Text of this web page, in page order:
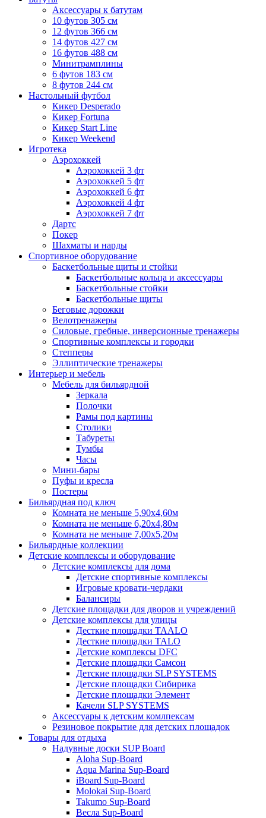
Аксессуары к батутам
10 футов 305 см
12 футов 366 см
14 футов 427 см
16 футов 488 см
Минитрамплины
6 футов 183 см
8 футов 244 см
Настольный футбол
Кикер Desperado
Кикер Fortuna
Кикер Start Line
Кикер Weekend
Игротека
Аэрохоккей
Аэрохоккей 3 фт
Аэрохоккей 5 фт
Аэрохоккей 6 фт
Аэрохоккей 4 фт
Аэрохоккей 7 фт
Дартс
Покер
Шахматы и нарды
Спортивное оборудование
Баскетбольные щиты и стойки
Баскетбольные кольца и аксессуары
Баскетбольные стойки
Баскетбольные щиты
Беговые дорожки
Велотренажеры
Силовые, гребные, инверсионные тренажеры
Спортивные комплексы и городки
Степперы
Эллиптические тренажеры
Интерьер и мебель
Мебель для бильярдной
Зеркала
Полочки
Рамы под картины
Столики
Табуреты
Тумбы
Часы
Мини-бары
Пуфы и кресла
Постеры
Бильярдная под ключ
Комната не меньше 5,90х4,60м
Комната не меньше 6,20х4,80м
Комната не меньше 7,00х5,20м
Бильярдные коллекции
Детские комплексы и оборудование
Детские комплексы для дома
Детские спортивные комплексы
Игровые кровати-чердаки
Балансиры
Детские площадки для дворов и учреждений
Детские комплексы для улицы
Десткие площадки TAALO
Десткие площадки TALO
Детские комплексы DFC
Детские площадки Самсон
Детские площадки SLP SYSTEMS
Детские площадки Сибирика
Детские площадки Элемент
Качели SLP SYSTEMS
Аксессуары к детским комлпексам
Резиновое покрытие для детских площадок
Товары для отдыха
Надувные доски SUP Board
Aloha Sup-Board
Aqua Marina Sup-Board
iBoard Sup-Board
Molokai Sup-Board
Takumo Sup-Board
Весла Sup-Board